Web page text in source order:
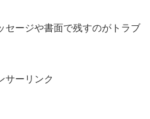
セージや書面で残すのがトラブ
サーリンク